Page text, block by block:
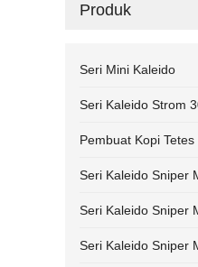
Produk
Seri Mini Kaleido
Seri Kaleido Strom
Pembuat Kopi Tetes
Seri Kaleido Sniper
Seri Kaleido Sniper
Seri Kaleido Sniper